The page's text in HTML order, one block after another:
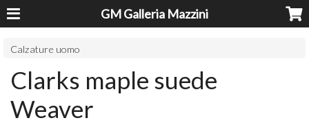
GM Galleria Mazzini
Calzature uomo
Clarks maple suede
Weaver